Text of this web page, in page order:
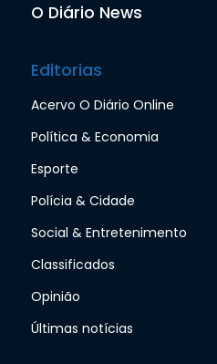
O Diário News
Editorias
Acervo O Diário Online
Política & Economia
Esporte
Polícia & Cidade
Social & Entretenimento
Classificados
Opinião
Últimas notícias